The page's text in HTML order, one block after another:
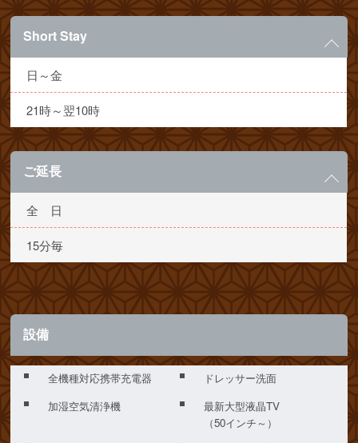
Short Stay
日～金
21時～翌10時
ご延長
全 日
15分毎
設備
全機種対応携帯充電器
ドレッサー洗面
加湿空気清浄機
最新大型液晶TV
（50インチ～）